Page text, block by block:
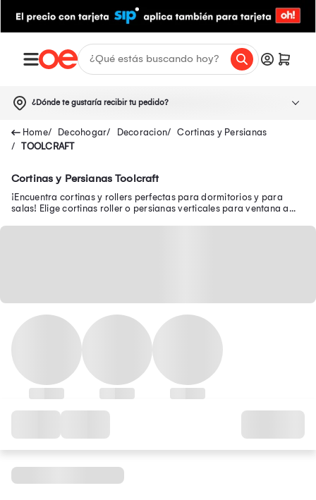
¿Dónde te gustaría recibir tu pedido?
Decohogar Decoracion
Cortinas y Persianas
TOOLCRAFT
Cortinas y Persianas Toolcraft
¡Encuentra cortinas y rollers perfectas para dormitorios y para
salas! Elige cortinas roller o persianas verticales para ventana a